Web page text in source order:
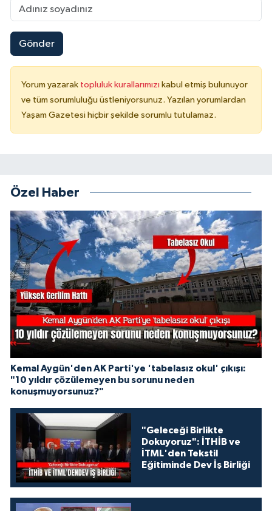
Gönder
Yorum yazarak topluluk kurallarımızı kabul etmiş bulunuyor
ve tüm sorumluluğu üstleniyorsunuz. Yazılan yorumlardan
Yaşam Gazetesi hiçbir şekilde sorumlu tutulamaz.
Özel Haber
Kemal Aygün'den AK Parti'ye 'tabelasız okul' çıkışı:
"10 yıldır çözülemeyen bu sorunu neden
konuşmuyorsunuz?"
"Geleceği Birlikte
Dokuyoruz": İTHİB ve
İTML'den Tekstil
Eğitiminde Dev İş Birliği